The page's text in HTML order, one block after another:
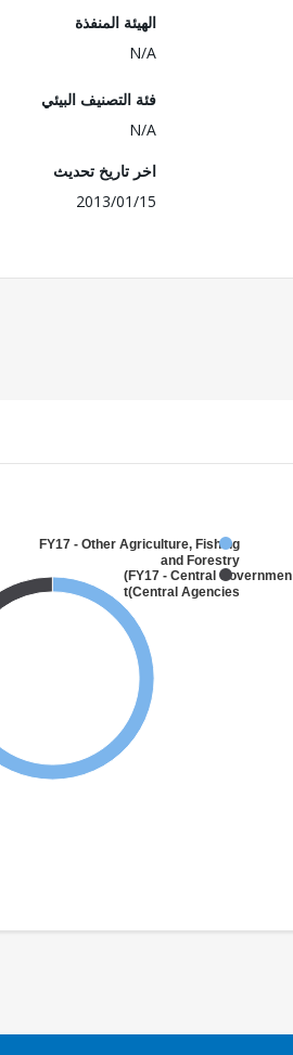
الهيئة المنفذة
N/A
فئة التصنيف البيئي
N/A
اخر تاريخ تحديث
2013/01/15
FY17 - Other Agriculture, Fishing
and Forestry
FY17 - Central Government
(Central Agencies
)